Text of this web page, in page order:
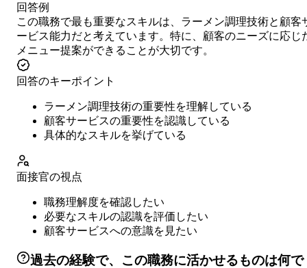
回答例
この職務で最も重要なスキルは、ラーメン調理技術と顧客
ービス能力だと考えています。特に、顧客のニーズに応じ
メニュー提案ができることが大切です。
回答のキーポイント
ラーメン調理技術の重要性を理解している
顧客サービスの重要性を認識している
具体的なスキルを挙げている
面接官の視点
職務理解度を確認したい
必要なスキルの認識を評価したい
顧客サービスへの意識を見たい
過去の経験で、この職務に活かせるものは何で